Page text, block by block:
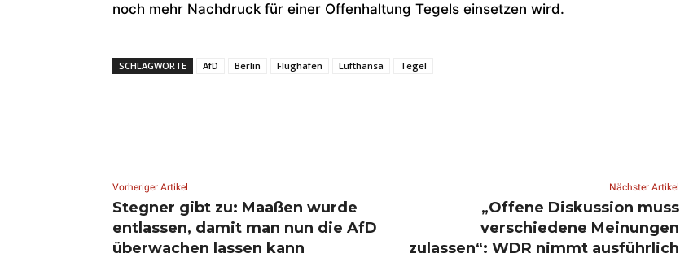
noch mehr Nachdruck für einer Offenhaltung Tegels einsetzen wird.
SCHLAGWORTE AfD Berlin Flughafen Lufthansa Tegel
Vorheriger Artikel
Stegner gibt zu: Maaßen wurde
entlassen, damit man nun die AfD
überwachen lassen kann
Nächster Artikel
„Offene Diskussion muss
verschiedene Meinungen
zulassen“: WDR nimmt ausführlich